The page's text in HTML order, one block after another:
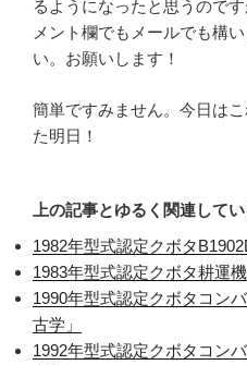
るようになったと思うので
メント欄でもメールでも構
い。お願いします！
簡単ですみません。今日は
た明日！
上の記事とゆるく関連して
1982年型式認定クボタ
1983年型式認定クボタ耕運
1990年型式認定クボタコン
古学」
1992年型式認定クボタコン